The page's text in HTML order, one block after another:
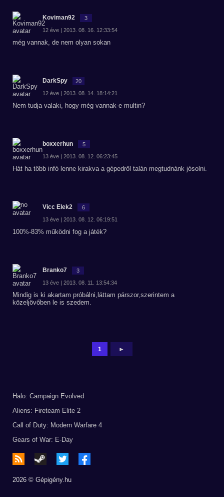
Koviman92 3
12 éve | 2013. 08. 16. 12:33:54
még vannak, de nem olyan sokan
DarkSpy 20
12 éve | 2013. 08. 14. 18:14:21
Nem tudja valaki, hogy még vannak-e multin?
boxxerhun 5
13 éve | 2013. 08. 12. 06:23:45
Hát ha több infó lenne kirakva a gépedről talán megtudnánk jósolni.
Vicc Elek2 6
13 éve | 2013. 08. 12. 06:19:51
100%-83% működni fog a játék?
Branko7 3
13 éve | 2013. 08. 11. 13:54:34
Mindig is ki akartam próbálni,láttam párszor,szerintem a
közeljövőben le is szedem.
1 ►
Halo: Campaign Evolved
Aliens: Fireteam Elite 2
Call of Duty: Modern Warfare 4
Gears of War: E-Day
2026 © Gépigény.hu